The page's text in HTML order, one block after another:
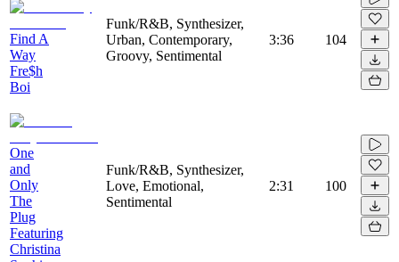
Find A
Way
Fre$h
Boi
Funk/R&B, Synthesizer,
Urban, Contemporary,
Groovy, Sentimental
3:36 104
One
and
Only
The
Plug
Featuring
Christina
Funk/R&B, Synthesizer,
Love, Emotional,
Sentimental
2:31 100